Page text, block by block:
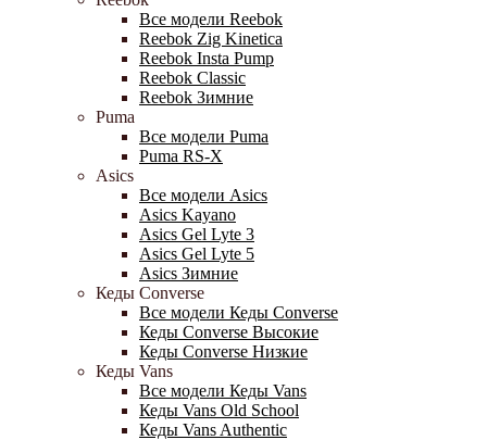
Все модели Reebok
Reebok Zig Kinetica
Reebok Insta Pump
Reebok Classic
Reebok Зимние
Puma
Все модели Puma
Puma RS-X
Asics
Все модели Asics
Asics Kayano
Asics Gel Lyte 3
Asics Gel Lyte 5
Asics Зимние
Кеды Converse
Все модели Кеды Converse
Кеды Converse Высокие
Кеды Converse Низкие
Кеды Vans
Все модели Кеды Vans
Кеды Vans Old School
Кеды Vans Authentic